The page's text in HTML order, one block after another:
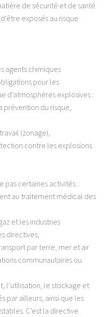
de sécurité et de santé
exposés au risque
agents chimiques
pour les
d’atmosphères explosives :
prévention du risque,
(zonage),
contre les explosions
pas certaines activités :
au traitement médical des
et les industries
directives,
par terre, mer et air
communautaires ou
l’utilisation, le stockage et
par ailleurs, ainsi que les
C’est la directive